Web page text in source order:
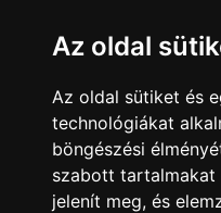
Az oldal
Az oldal sütiket és
technológiákat
böngészési
szabott
jelenít meg, és